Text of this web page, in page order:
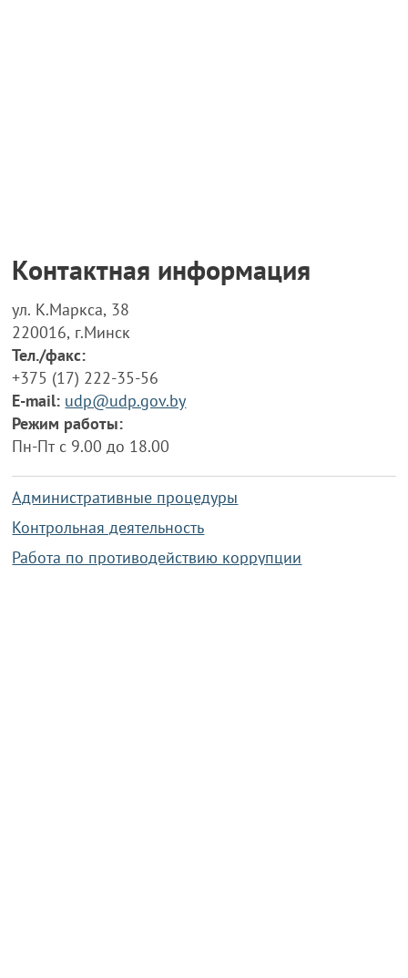
Контактная информация
ул. К.Маркса, 38
220016, г.Минск
Тел./факс:
+375 (17) 222-35-56
E-mail: udp@udp.gov.by
Режим работы:
Пн-Пт с 9.00 до 18.00
Административные процедуры
Контрольная деятельность
Работа по противодействию коррупции